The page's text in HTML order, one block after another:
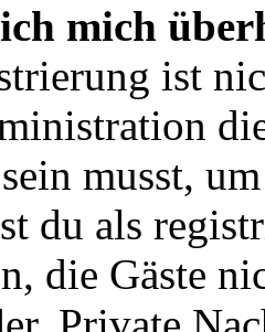
mich
ist
musst,
du als
die Gäste